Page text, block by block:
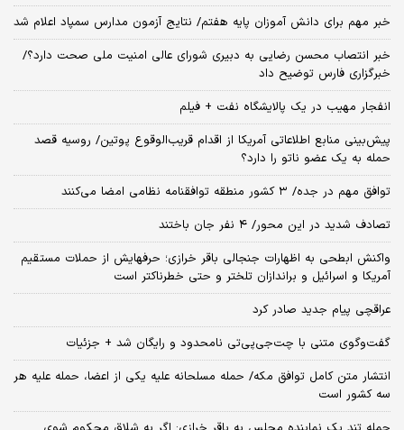
خبر مهم برای دانش آموزان پایه هفتم/ نتایج آزمون مدارس سمپاد اعلام شد
خبر انتصاب محسن رضایی به دبیری شورای عالی امنیت ملی صحت دارد؟/
خبرگزاری فارس توضیح داد
انفجار مهیب در یک پالایشگاه نفت + فیلم
پیش‌بینی منابع اطلاعاتی آمریکا از اقدام قریب‌الوقوع پوتین/ روسیه قصد
حمله به یک عضو ناتو را دارد؟
توافق مهم در جده/ ۳ کشور منطقه توافقنامه نظامی امضا می‌کنند
تصادف شدید در این محور/ ۴ نفر جان باختند
واکنش ابطحی به اظهارات جنجالی باقر خرازی؛ حرفهایش از حملات مستقیم
آمریکا و اسرائیل و براندازان تلختر و حتی خطرناکتر است
عراقچی پیام جدید صادر کرد
گفت‌وگوی متنی با چت‌جی‌پی‌تی نامحدود و رایگان شد + جزئیات
انتشار متن کامل توافق مکه/ حمله مسلحانه علیه یکی از اعضا، حمله علیه هر
سه کشور است